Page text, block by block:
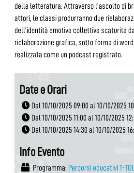
della letteratura. Attraverso l’ascolto di
attori, le classi produrranno due
dell’identità emotiva collettiva scaturita
rielaborazione grafica, sotto forma di
realizzata come un podcast registrato.
Date e Orari
Dal 10/10/2025 09:00 al 10/10/2025
Dal 10/10/2025 11:00 al 10/10/2025
Dal 10/10/2025 14:30 al 10/10/2025
Info Evento
Programma: Percorsi educativi T-